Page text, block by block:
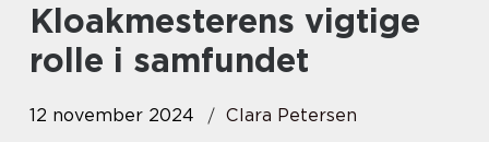
Kloakmesterens vigtige
rolle i samfundet
12 november 2024
Clara Petersen